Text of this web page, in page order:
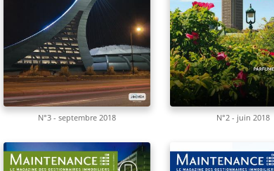
N°3 - septembre 2018 N°2 - juin 2018